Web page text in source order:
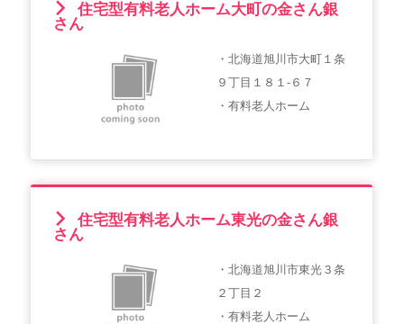
住宅型有料老人ホーム大町の金さん銀
さん
・北海道旭川市大町１条
９丁目１８１-６７
・有料老人ホーム
住宅型有料老人ホーム東光の金さん銀
さん
・北海道旭川市東光３条
２丁目２
・有料老人ホーム